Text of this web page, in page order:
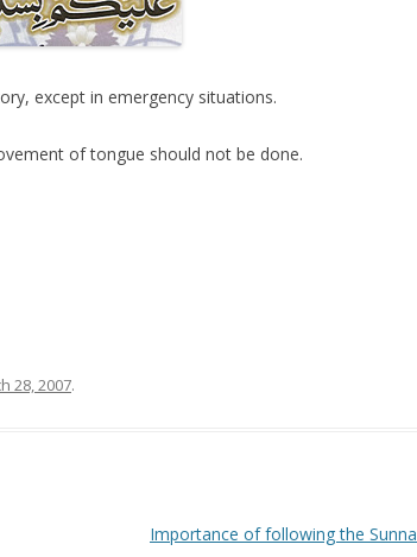
except in emergency situations.
of tongue should not be done.
28, 2007.
Importance of following the Sunna